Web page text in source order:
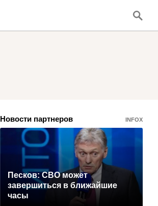
Новости партнеров INFOX
Песков: СВО может
завершиться в ближайшие
часы